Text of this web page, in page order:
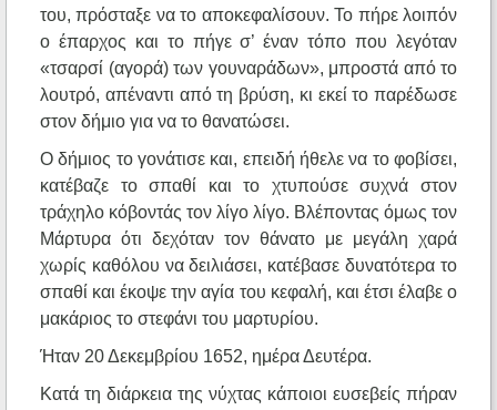
του, πρόσταξε να το αποκεφαλίσουν. Το πήρε λοιπόν
ο έπαρχος και το πήγε σ’ έναν τόπο που λεγόταν
«τσαρσί (αγορά) των γουναράδων», μπροστά από το
λουτρό, απέναντι από τη βρύση, κι εκεί το παρέδωσε
στον δήμιο για να το θανατώσει.
Ο δήμιος το γονάτισε και, επειδή ήθελε να το φοβίσει,
κατέβαζε το σπαθί και το χτυπούσε συχνά στον
τράχηλο κόβοντάς τον λίγο λίγο. Βλέποντας όμως τον
Μάρτυρα ότι δεχόταν τον θάνατο με μεγάλη χαρά
χωρίς καθόλου να δειλιάσει, κατέβασε δυνατότερα το
σπαθί και έκοψε την αγία του κεφαλή, και έτσι έλαβε ο
μακάριος το στεφάνι του μαρτυρίου.
Ήταν 20 Δεκεμβρίου 1652, ημέρα Δευτέρα.
Κατά τη διάρκεια της νύχτας κάποιοι ευσεβείς πήραν